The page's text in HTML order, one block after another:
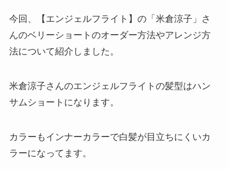
今回、【エンジェルフライト】の「米倉涼子」さ
んのベリーショートのオーダー方法やアレンジ方
法について紹介しました。
米倉涼子さんのエンジェルフライトの髪型はハン
サムショートになります。
カラーもインナーカラーで白髪が目立ちにくいカ
ラーになってます。